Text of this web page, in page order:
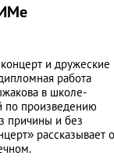
и дружеские
работа
в школе-
по произведению
причины и без
рассказывает о